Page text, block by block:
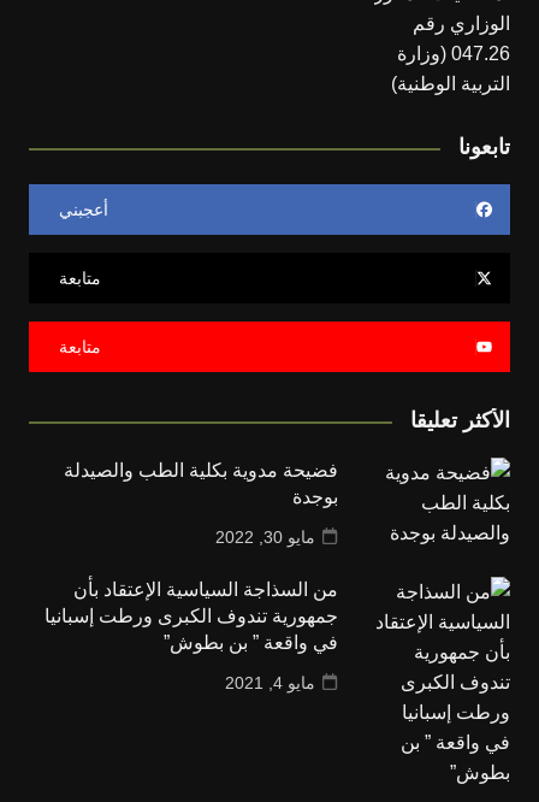
تابعونا
أعجبني
متابعة
متابعة
الأكثر تعليقا
فضيحة مدوية بكلية الطب والصيدلة
بوجدة
مايو 30, 2022
من السذاجة السياسية الإعتقاد بأن
جمهورية تندوف الكبرى ورطت إسبانيا
في واقعة ” بن بطوش”
مايو 4, 2021